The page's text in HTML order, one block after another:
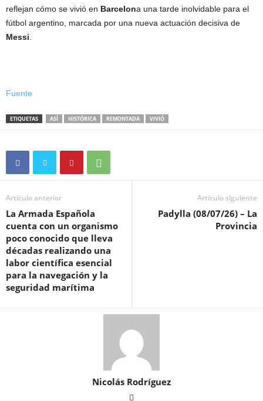
reflejan cómo se vivió en Barcelona una tarde inolvidable para el
fútbol argentino, marcada por una nueva actuación decisiva de
Messi
Fuente
ETIQUETAS ASÍ HISTÓRICA REMONTADA VIVIÓ
Artículo anterior
La Armada Española
cuenta con un organismo
poco conocido que lleva
décadas realizando una
labor científica esencial
para la navegación y la
seguridad marítima
Artículo siguiente
Padylla (08/07/26) – La
Provincia
Nicolás Rodríguez